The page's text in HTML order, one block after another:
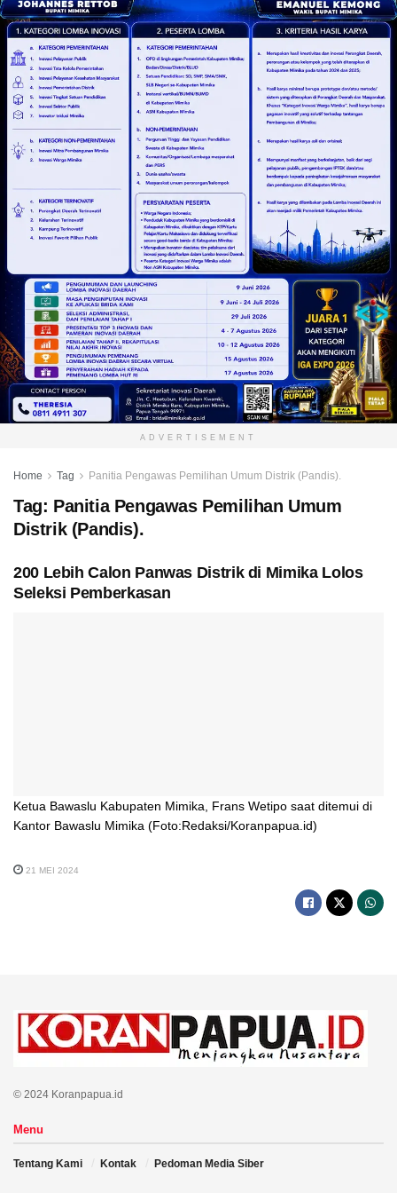
ADVERTISEMENT
Home Tag Panitia Pengawas Pemilihan Umum Distrik (Pandis).
Tag: Panitia Pengawas Pemilihan Umum
Distrik (Pandis).
200 Lebih Calon Panwas Distrik di Mimika Lolos
Seleksi Pemberkasan
Ketua Bawaslu Kabupaten Mimika, Frans Wetipo saat ditemui di
Kantor Bawaslu Mimika (Foto:Redaksi/Koranpapua.id)
21 MEI 2024
© 2024 Koranpapua.id
Menu
Tentang Kami Kontak Pedoman Media Siber